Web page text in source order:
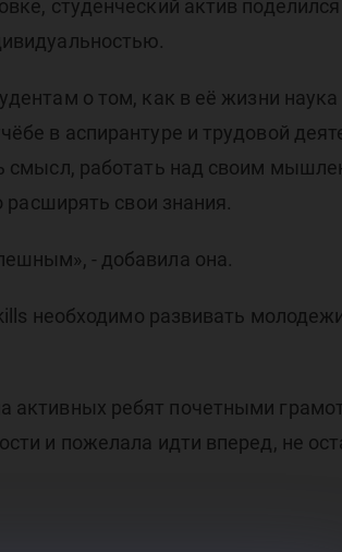
студенческий актив
о том, как в её жизни
в аспирантуре и трудовой
смысл, работать над своим
расширять свои знания.
- добавила она.
необходимо развивать
активных ребят почетными
и пожелала идти вперед, не